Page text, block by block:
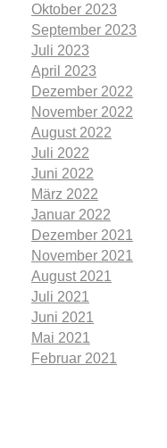
Oktober 2023
September 2023
Juli 2023
April 2023
Dezember 2022
November 2022
August 2022
Juli 2022
Juni 2022
März 2022
Januar 2022
Dezember 2021
November 2021
August 2021
Juli 2021
Juni 2021
Mai 2021
Februar 2021